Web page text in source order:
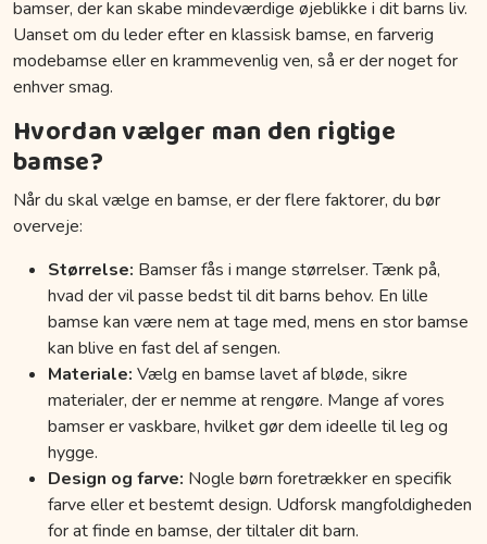
bamser, der kan skabe mindeværdige øjeblikke i dit barns liv.
Uanset om du leder efter en klassisk bamse, en farverig
modebamse eller en krammevenlig ven, så er der noget for
enhver smag.
Hvordan vælger man den rigtige
bamse?
Når du skal vælge en bamse, er der flere faktorer, du bør
overveje:
Størrelse: Bamser fås i mange størrelser. Tænk på,
hvad der vil passe bedst til dit barns behov. En lille
bamse kan være nem at tage med, mens en stor bamse
kan blive en fast del af sengen.
Materiale: Vælg en bamse lavet af bløde, sikre
materialer, der er nemme at rengøre. Mange af vores
bamser er vaskbare, hvilket gør dem ideelle til leg og
hygge.
Design og farve: Nogle børn foretrækker en specifik
farve eller et bestemt design. Udforsk mangfoldigheden
for at finde en bamse, der tiltaler dit barn.